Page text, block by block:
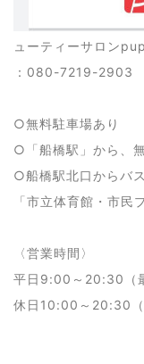
ューティーサロン
：080-7219-2903
○無料駐車場あり
○「船橋駅」から、
○船橋駅北口からバ
「市立体育館・市民
〈営業時間〉
平日9:00～20:30（
休日10:00～20:30（